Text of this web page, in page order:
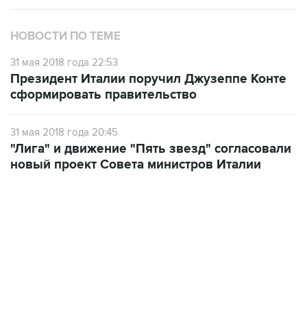
НОВОСТИ ПО ТЕМЕ
31 мая 2018 года 22:53
сформировать правительство
31 мая 2018 года 20:45
новый проект Совета министров Италии